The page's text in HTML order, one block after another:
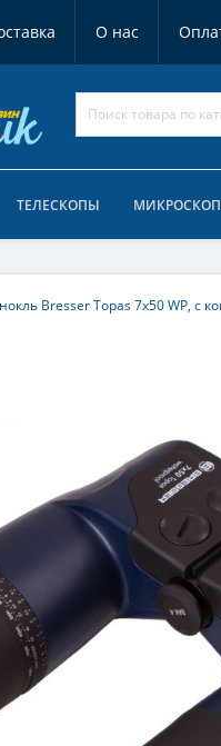
О нас
ТЕЛЕСКОПЫ
Bresser Topas 7x50 WP, с